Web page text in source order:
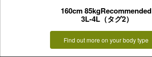
160cm 85kgRecommended
3L-4L（タグ2）
Find out more on your body type